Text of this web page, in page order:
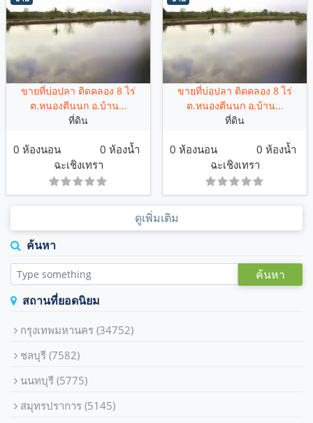
ขายที่บ่อปลา ติดคลอง 8 ไร่
ต.หนองตีนนก อ.บ้าน...
ที่ดิน
0 ห้องนอน
0 ห้องน้ำ
ฉะเชิงเทรา
ขายที่บ่อปลา ติดคลอง 8 ไร่
ต.หนองตีนนก อ.บ้าน...
ที่ดิน
0 ห้องนอน
0 ห้องน้ำ
ฉะเชิงเทรา
ดูเพิ่มเติม
ค้นหา
ค้นหา
สถานที่ยอดนิยม
กรุงเทพมหานคร
(34752)
ชลบุรี
(7582)
นนทบุรี
(5775)
สมุทรปราการ
(5145)